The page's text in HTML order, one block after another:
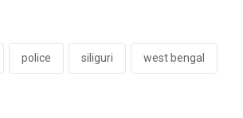
police siliguri west bengal